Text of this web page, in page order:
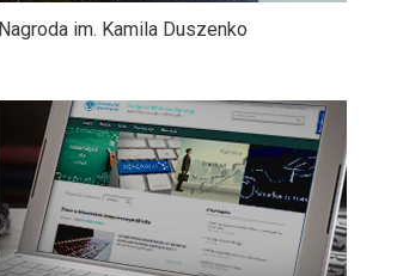
Nagroda im. Kamila Duszenko